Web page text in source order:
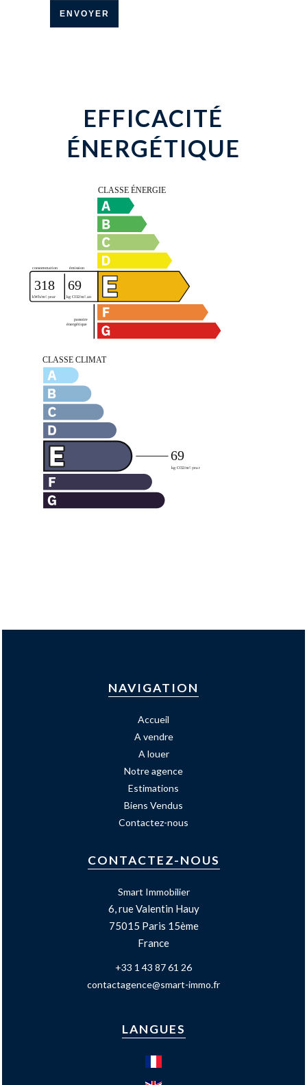
ENVOYER
EFFICACITÉ
ÉNERGÉTIQUE
NAVIGATION
Accueil
A vendre
A louer
Notre agence
Estimations
Biens Vendus
Contactez-nous
CONTACTEZ-NOUS
Smart Immobilier
6, rue Valentin Hauy
75015 Paris 15ème
France
+33 1 43 87 61 26
contactagence@smart-immo.fr
LANGUES